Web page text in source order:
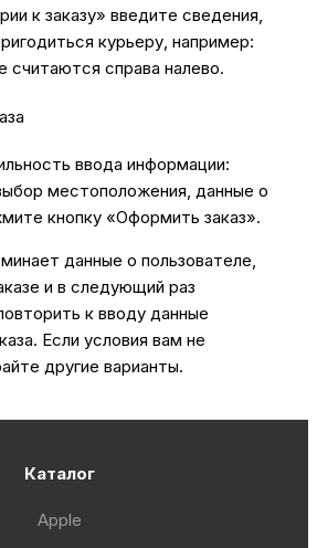
к заказу» введите сведения,
курьеру, например:
справа налево.
ввода информации:
местоположения, данные о
кнопку «Оформить заказ».
данные о пользователе,
и в следующий раз
к вводу данные
Если условия вам не
другие варианты.
Каталог
Apple